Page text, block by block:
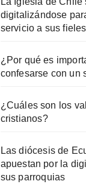
digitalizándose
servicio a sus fieles
¿Por qué es
confesarse con un
¿Cuáles son los
cristianos?
Las diócesis de
apuestan por la
sus parroquias